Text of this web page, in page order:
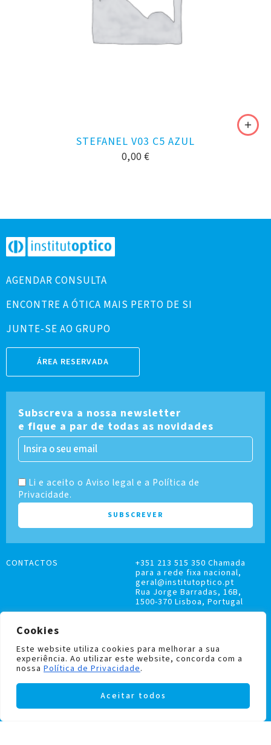
Cookies
Este website utiliza cookies para melhorar a sua
experiência. Ao utilizar este website, concorda com a
nossa Política de Privacidade.
Aceitar todos
STEFANEL V03 C5 AZUL
0,00 €
AGENDAR CONSULTA
ENCONTRE A ÓTICA MAIS PERTO DE SI
JUNTE-SE AO GRUPO
ÁREA RESERVADA
Subscreva a nossa newsletter
e fique a par de todas as novidades
Li e aceito o Aviso legal e a Política de
Privacidade.
LIVRO DE RECLAMAÇÕES
POLÍTICA DE PRIVACIDADE E COOKIES
CONTACTOS
+351 213 515 350 Chamada
para a rede fixa nacional,
geral@institutoptico.pt
Rua Jorge Barradas, 16B,
1500-370 Lisboa, Portugal